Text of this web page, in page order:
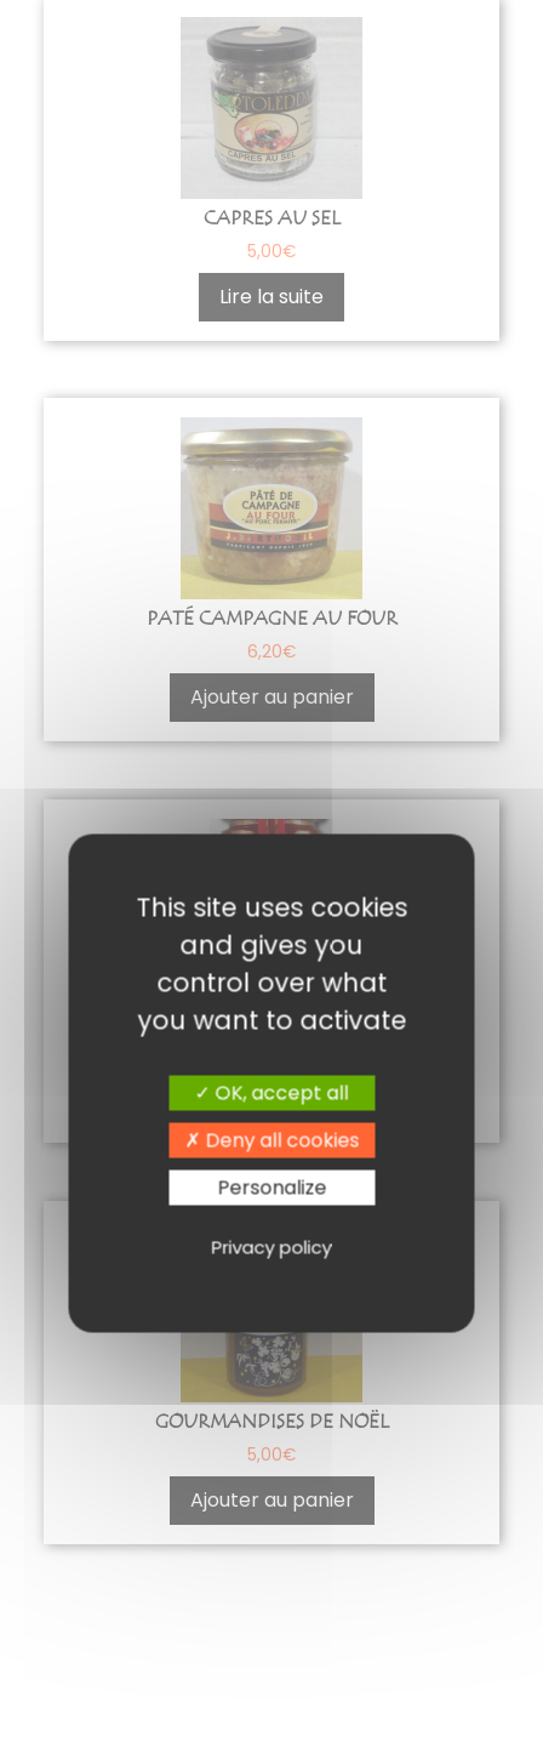
CAPRES AU SEL
5,00€
Lire la suite
PATÉ CAMPAGNE AU FOUR
6,20€
Ajouter au panier
CONFIT PÉTALES ROSE
Ajouter au panier
GOURMANDISES DE NOËL
5,00€
Ajouter au panier
This site uses cookies
and gives you
control over what
you want to activate
OK, accept all
Deny all cookies
Personalize
Privacy policy